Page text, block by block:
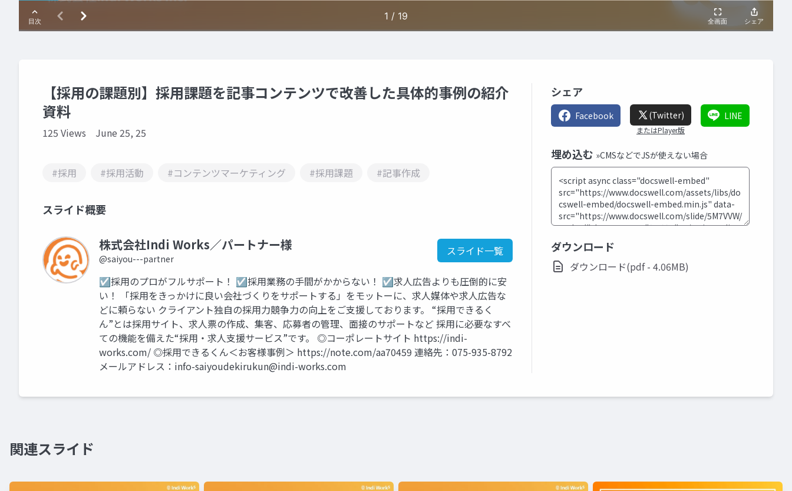
【採用の課題別】採用課題を記事コンテンツで改善した具体的事例の紹介
資料
125 Views June 25, 25
#採用 #採用活動 #コンテンツマーケティング #採用課題 #記事作成
スライド概要
株式会社Indi Works／パートナー様
@saiyou---partner
スライド一覧
☑採用のプロがフルサポート！ ☑採用業務の手間がかからない！ ☑求人広告よりも圧倒的に安
い！ 「採用をきっかけに良い会社づくりをサポートする」をモットーに、求人媒体や求人広告な
どに頼らない クライアント独自の採用力競争力の向上をご支援しております。 “採用できるく
ん”とは採用サイト、求人票の作成、集客、応募者の管理、面接のサポートなど 採用に必要なすべ
ての機能を備えた“採用・求人支援サービス”です。 ◎コーポレートサイト https://indi-
works.com/ ◎採用できるくん＜お客様事例＞ https://note.com/aa70459 連絡先：075-935-8792
メールアドレス： info-saiyoudekirukun@indi-works.com
シェア
Facebook (Twitter)
またはPlayer版
LINE
埋め込む »CMSなどでJSが使えない場合
ダウンロード
ダウンロード(pdf - 4.06MB)
関連スライド